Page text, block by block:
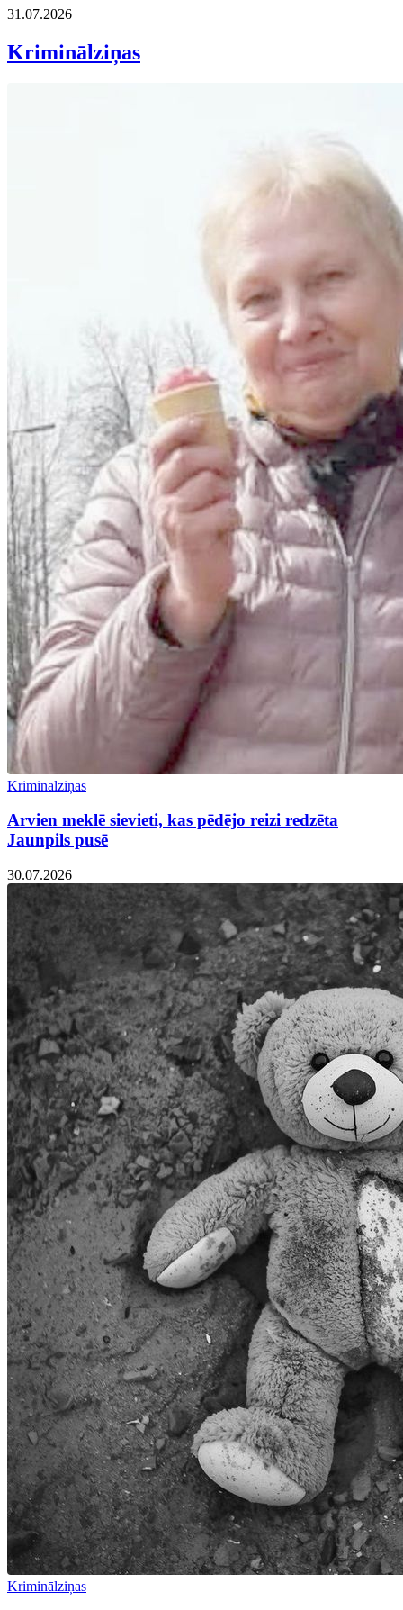
31.07.2026
Kriminālziņas
Kriminālziņas
Arvien meklē sievieti, kas pēdējo reizi redzēta
Jaunpils pusē
30.07.2026
Kriminālziņas